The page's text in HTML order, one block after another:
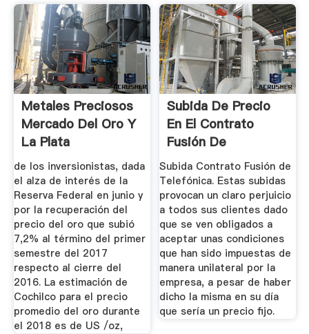
Metales Preciosos
Mercado Del Oro Y
La Plata
de los inversionistas, dada
el alza de interés de la
Reserva Federal en junio y
por la recuperación del
precio del oro que subió
7,2% al término del primer
semestre del 2017
respecto al cierre del
2016. La estimación de
Cochilco para el precio
promedio del oro durante
el 2018 es de US /oz,
Subida De Precio
En El Contrato
Fusión De
Telefónica
Subida Contrato Fusión de
Telefónica. Estas subidas
provocan un claro perjuicio
a todos sus clientes dado
que se ven obligados a
aceptar unas condiciones
que han sido impuestas de
manera unilateral por la
empresa, a pesar de haber
dicho la misma en su día
que sería un precio fijo.